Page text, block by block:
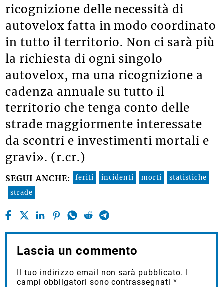
ricognizione delle necessità di
autovelox fatta in modo coordinato
in tutto il territorio. Non ci sarà più
la richiesta di ogni singolo
autovelox, ma una ricognizione a
cadenza annuale su tutto il
territorio che tenga conto delle
strade maggiormente interessate
da scontri e investimenti mortali e
gravi». (r.cr.)
SEGUI ANCHE: feriti incidenti morti
statistiche
strade
Lascia un commento
Il tuo indirizzo email non sarà pubblicato. I
campi obbligatori sono contrassegnati*